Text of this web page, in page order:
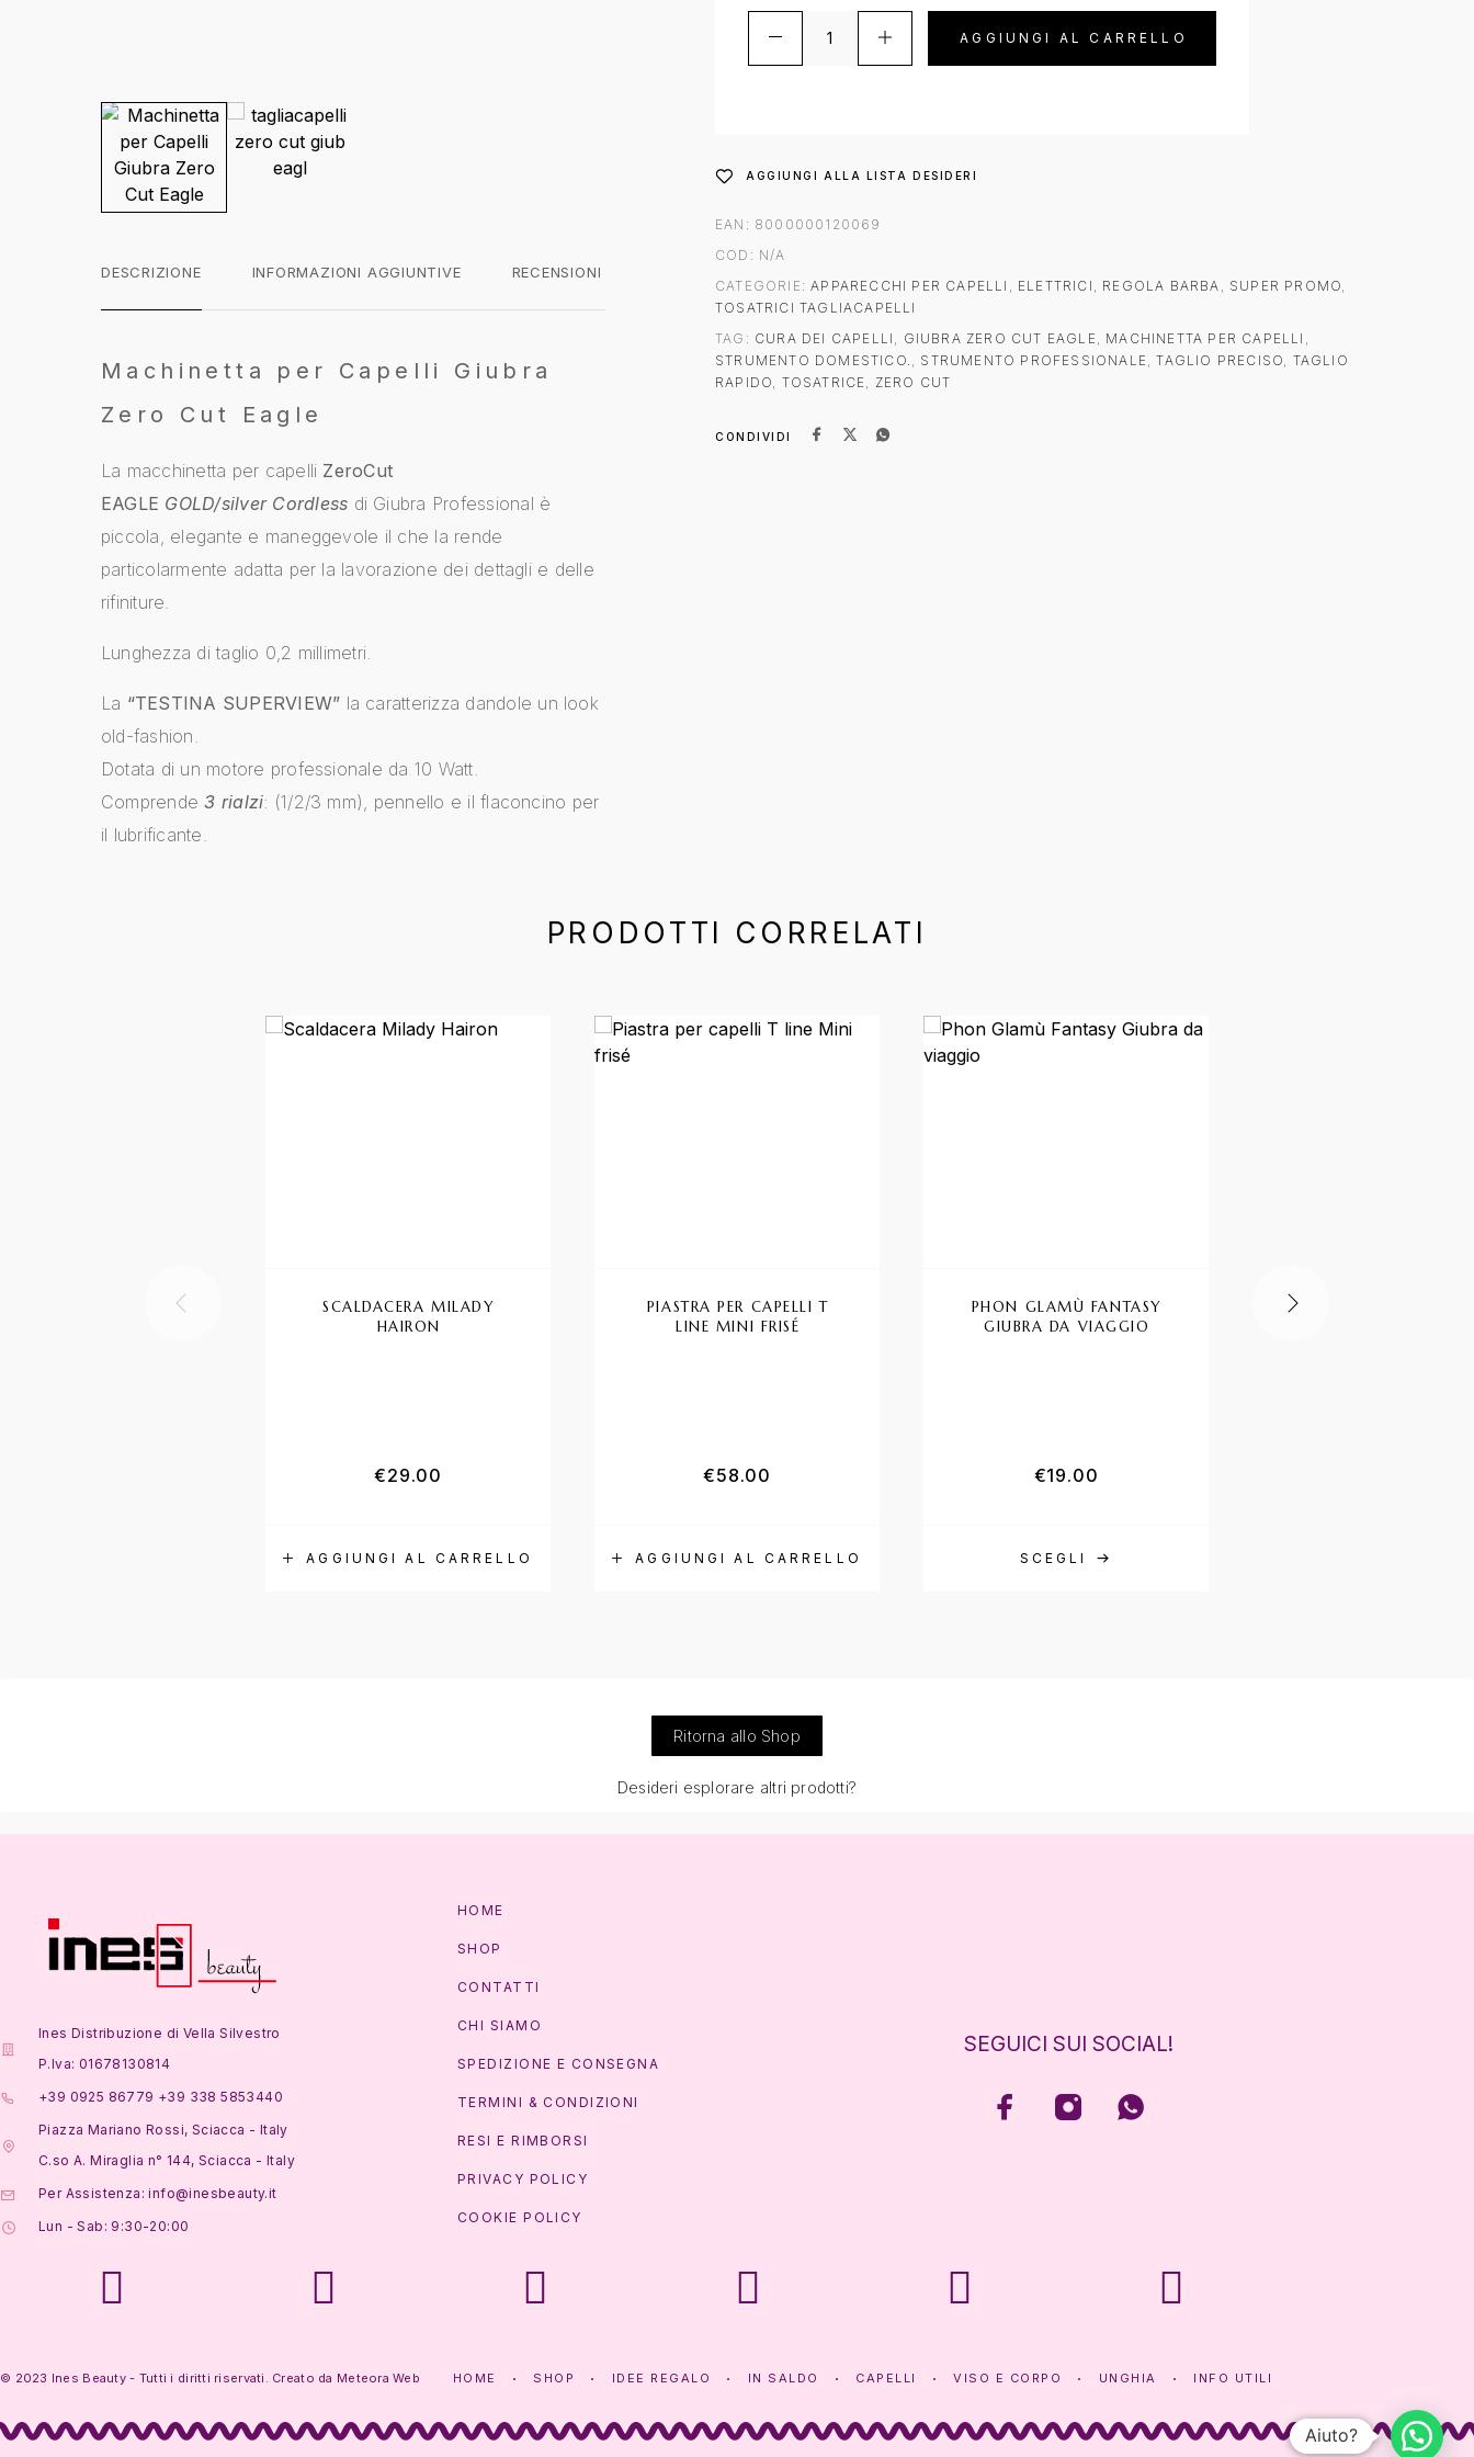
DESCRIZIONE INFORMAZIONI AGGIUNTIVE RECENSIONI
Machinetta per Capelli Giubra
Zero Cut Eagle
La macchinetta per capelli ZeroCut
EAGLE GOLD/silverCordless di Giubra Professional è
piccola, elegante e maneggevole il che la rende
particolarmente adatta per la lavorazione dei dettagli e delle
rifiniture.
Lunghezza di taglio 0,2 millimetri.
La “TESTINA SUPERVIEW” la caratterizza dandole un look
old-fashion.
Dotata di un motore professionale da 10 Watt.
Comprende3 rialzi: (1/2/3 mm), pennello e il flaconcino per
il lubrificante.
AGGIUNGI AL CARRELLO
AGGIUNGI ALLA LISTA DESIDERI
EAN: 8000000120069
COD: N/A
CATEGORIE:APPARECCHI PER CAPELLI , ELETTRICI , REGOLA BARBA , SUPER PROMO,
TOSATRICI TAGLIACAPELLI
TAG: CURA DEI CAPELLI , GIUBRA ZERO CUT EAGLE, MACHINETTA PER CAPELLI ,
STRUMENTO DOMESTICO. , STRUMENTO PROFESSIONALE,TAGLIO PRECISO, TAGLIO
RAPIDO, TOSATRICE, ZERO CUT
CONDIVIDI
PRODOTTI CORRELATI
AGGIUNGI AL CARRELLO
SCALDACERA MILADY
HAIRON
€29.00
AGGIUNGI AL CARRELLO
PIASTRA PER CAPELLI T
LINE MINI FRISÉ
€58.00
SCEGLI
PHON GLAMÙ FANTASY
GIUBRA DA VIAGGIO
€19.00
TAGLIAPELI LABOR
Ritorna allo Shop
Desideri esplorare altri prodotti?
Ines Distribuzione di Vella Silvestro
P.Iva: 01678130814
+39 0925 86779 +39 338 5853440
Piazza Mariano Rossi, Sciacca - Italy
C.so A. Miraglia n° 144, Sciacca - Italy
Per Assistenza: info@inesbeauty.it
Lun - Sab: 9:30-20:00
HOME
SHOP
CONTATTI
CHI SIAMO
SPEDIZIONE E CONSEGNA
TERMINI & CONDIZIONI
RESI E RIMBORSI
PRIVACY POLICY
COOKIE POLICY
SEGUICI SUI SOCIAL!
© 2023 Ines Beauty - Tutti i diritti riservati. Creato da Meteora Web HOME SHOP IDEE REGALO IN SALDO CAPELLI VISO E CORPO UNGHIA INFO UTILI
Aiuto?